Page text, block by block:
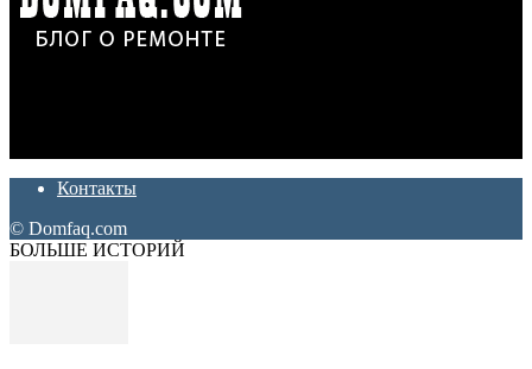
Контакты
© Domfaq.com
БОЛЬШЕ ИСТОРИЙ